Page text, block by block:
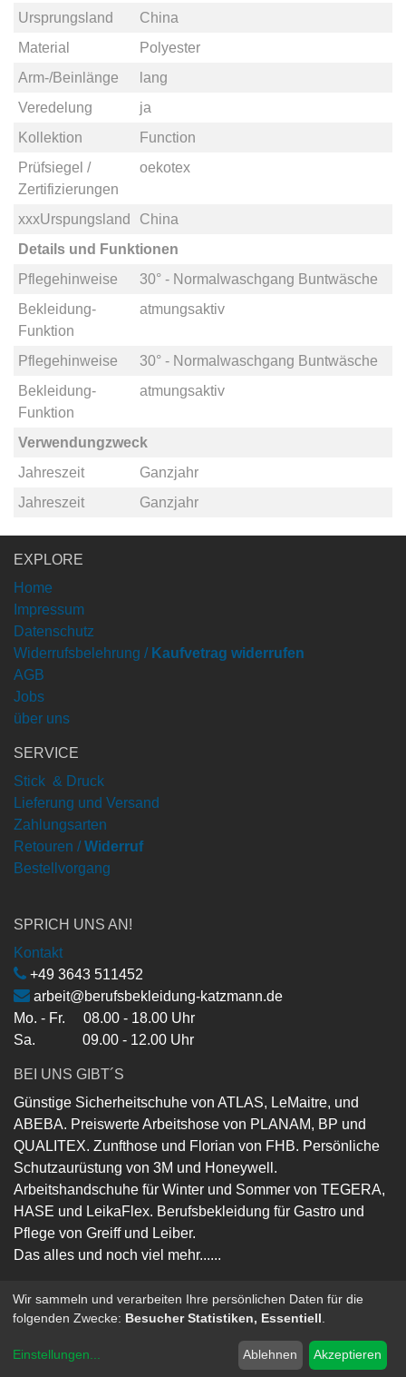
Ursprungsland
China
Material
Polyester
Arm-/Beinlänge
lang
Veredelung
ja
Kollektion
Function
Prüfsiegel /
Zertifizierungen
oekotex
xxxUrspungsland
China
Details und Funktionen
Pflegehinweise
30° - Normalwaschgang Buntwäsche
Bekleidung-
Funktion
atmungsaktiv
Pflegehinweise
30° - Normalwaschgang Buntwäsche
Bekleidung-
Funktion
atmungsaktiv
Verwendungzweck
Jahreszeit
Ganzjahr
Jahreszeit
Ganzjahr
EXPLORE
Home
Impressum
Datenschutz
Widerrufsbelehrung / Kaufvetrag widerrufen
AGB
Jobs
über uns
SERVICE
Stick & Druck
Lieferung und Versand
Zahlungsarten
Retouren / Widerruf
Bestellvorgang
SPRICH UNS AN!
Kontakt
+49 3643 511452
arbeit@berufsbekleidung-katzmann.de
Mo. - Fr. 08.00 - 18.00 Uhr
Sa. 09.00 - 12.00 Uhr
BEI UNS GIBT´S
Günstige Sicherheitschuhe von ATLAS, LeMaitre, und
ABEBA. Preiswerte Arbeitshose von PLANAM, BP und
QUALITEX. Zunfthose und Florian von FHB. Persönliche
Schutzaurüstung von 3M und Honeywell.
Arbeitshandschuhe für Winter und Sommer von TEGERA,
HASE und LeikaFlex. Berufsbekleidung für Gastro und
Pflege von Greiff und Leiber.
Das alles und noch viel mehr......
Copyright © Berufsbekleidung-Katzmann-GmbH
Open-Source eCommerce
Wir sammeln und verarbeiten Ihre persönlichen Daten für die
folgenden Zwecke: Besucher Statistiken, Essentiell
Einstellungen... Ablehnen Akzeptieren